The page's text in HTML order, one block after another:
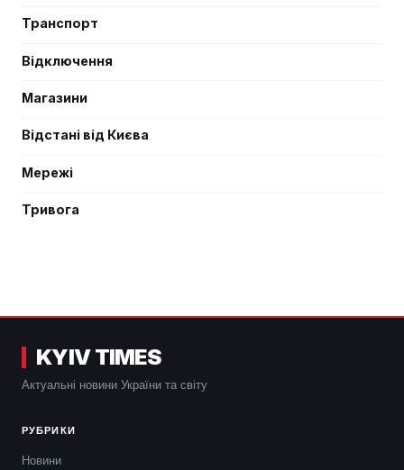
Транспорт
Відключення
Магазини
Відстані від Києва
Мережі
Тривога
KYIV TIMES
Актуальні новини України та світу
РУБРИКИ
Новини